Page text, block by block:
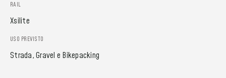
RAIL
Xsilite
USO PREVISTO
Strada, Gravel e Bikepacking